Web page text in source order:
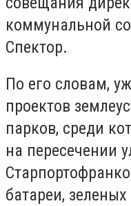
коммунальной
Спектор.
По его словам,
проектов
парков, среди
на пересечении
батареи,